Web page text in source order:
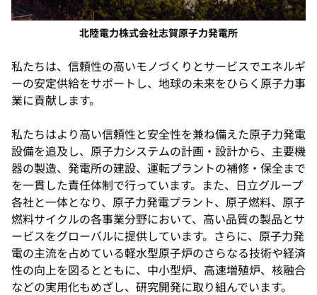
北陸電力株式会社志賀原子力発電所
私たちは、信頼性の高いモノづくりとサービスでエネルギ
ーの安定供給をサポートし、地球の未来をひらく原子力事
業に貢献します。
私たちはより高い信頼性と安全性を兼ね備えた原子力発電
設備を追及し、原子力システムの計画・設計から、主要機
器の製造、発電所の建設、運転プラントの補修・保全まで
を一貫した責任体制で行っています。また、日立グループ
各社と一体となり、原子力発電プラント、原子燃料、原子
燃料サイクルの各事業分野において、高い品質の製品とサ
ービスをグローバルに提供しています。さらに、原子力発
電の主流を占めている軽水型原子炉のさらなる技術や経済
性の向上を図るとともに、中小型炉、高速増殖炉、核融合
などの実用化もめざし、研究開発に取り組んでいます。